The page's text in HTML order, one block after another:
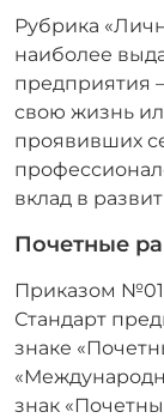
Рубрика
наиболее
предприятия
свою жизнь
проявивших
вклад в
Почетные
Приказом
Стандарт
знаке
знак